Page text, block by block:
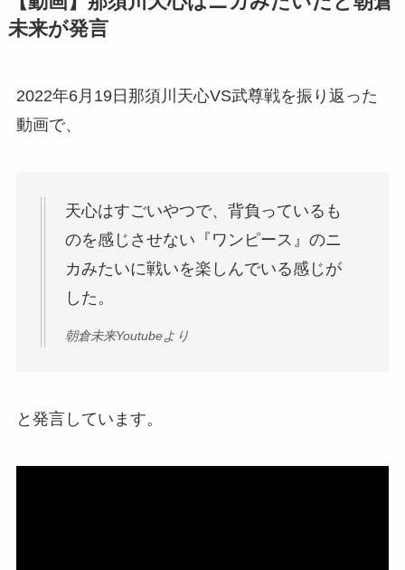
未来が発言
2022年6月19日那須川天心VS武尊戦を振り返った
動画で、
天心はすごいやつで、背負っているも
のを感じさせない『ワンピース』のニ
カみたいに戦いを楽しんでいる感じが
した。
朝倉未来Youtubeより
と発言しています。